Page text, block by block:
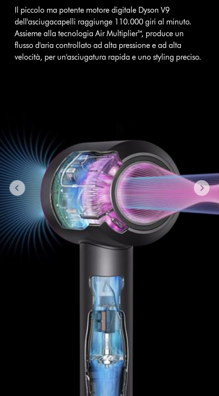
Previous
with
the
slide
dots.
Il piccolo ma potente motore digitale Dyson V9
dell'asciugacapelli raggiunge 110.000 giri al minuto.
Assieme alla tecnologia Air Multiplier™, produce un
flusso d'aria controllato ad alta pressione e ad alta
velocità, per un'asciugatura rapida e uno styling preciso.